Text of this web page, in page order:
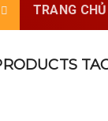
TRANG CHỦ